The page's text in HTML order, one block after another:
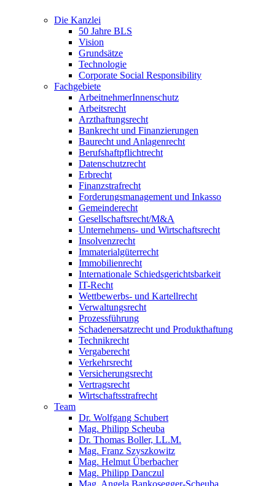
Die Kanzlei
50 Jahre BLS
Vision
Grundsätze
Technologie
Corporate Social Responsibility
Fachgebiete
ArbeitnehmerInnenschutz
Arbeitsrecht
Arzthaftungsrecht
Bankrecht und Finanzierungen
Baurecht und Anlagenrecht
Berufshaftpflichtrecht
Datenschutzrecht
Erbrecht
Finanzstrafrecht
Forderungsmanagement und Inkasso
Gemeinderecht
Gesellschaftsrecht/M&A
Unternehmens- und Wirtschaftsrecht
Insolvenzrecht
Immaterialgüterrecht
Immobilienrecht
Internationale Schiedsgerichtsbarkeit
IT-Recht
Wettbewerbs- und Kartellrecht
Verwaltungsrecht
Prozessführung
Schadenersatzrecht und Produkthaftung
Technikrecht
Vergaberecht
Verkehrsrecht
Versicherungsrecht
Vertragsrecht
Wirtschaftsstrafrecht
Team
Dr. Wolfgang Schubert
Mag. Philipp Scheuba
Dr. Thomas Boller, LL.M.
Mag. Franz Szyszkowitz
Mag. Helmut Überbacher
Mag. Philipp Danczul
Mag. Angela Bankosegger-Scheuba